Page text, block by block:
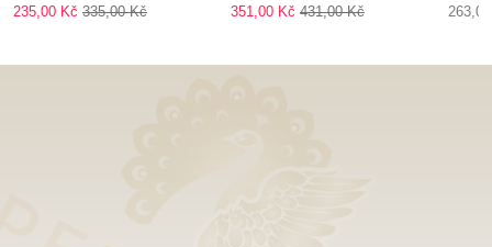
235,00 Kč 335,00 Kč 351,00 Kč 431,00 Kč